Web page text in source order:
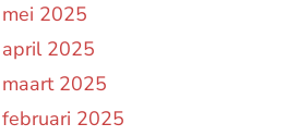
mei 2025
april 2025
maart 2025
februari 2025